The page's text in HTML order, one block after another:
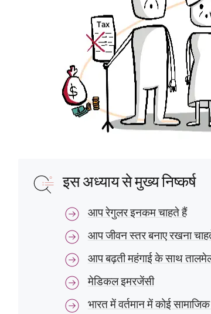
इस अध्याय से मुख्य निष्कर्ष
आप रेगुलर इनकम चाहते हैं
आप जीवन स्तर बनाए रखना
आप बढ़ती महंगाई के साथ तालमेल
मेडिकल इमरजेंसी
भारत में वर्तमान में कोई सामाजिक